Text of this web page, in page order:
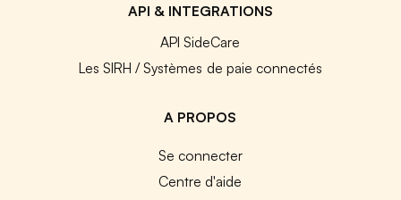
API & INTEGRATIONS
API SideCare
Les SIRH / Systèmes de paie connectés
A PROPOS
Se connecter
Centre d'aide